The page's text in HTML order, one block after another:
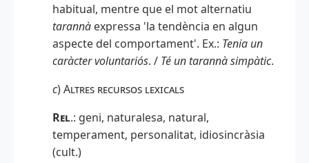
habitual, mentre que el mot alternatiu
tarannà expressa 'la tendència en algun
aspecte del comportament'. Ex.: Tenia un
caràcter voluntariós. / Té un tarannà simpàtic.
c)Altres recursos lexicals
Rel.: geni, naturalesa, natural,
temperament, personalitat, idiosincràsia
(cult.)